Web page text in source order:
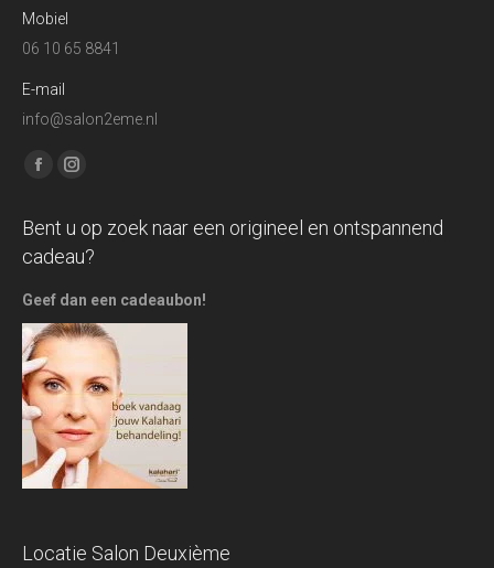
Mobiel
06 10 65 8841
E-mail
info@salon2eme.nl
Find us on:
Facebook
opens
in
new
window
Instagram
opens
in
window
Bent u op zoek naar een origineel en ontspannend
cadeau?
Geef dan een cadeaubon!
Locatie Salon Deuxième